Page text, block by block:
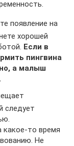
появление на
хорошей
Если в
пингвина
а малыш
следует
какое-то время
Не